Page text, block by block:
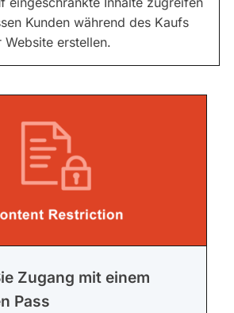
Kunden während des Kaufs
Website erstellen.
Zugang mit einem
Pass